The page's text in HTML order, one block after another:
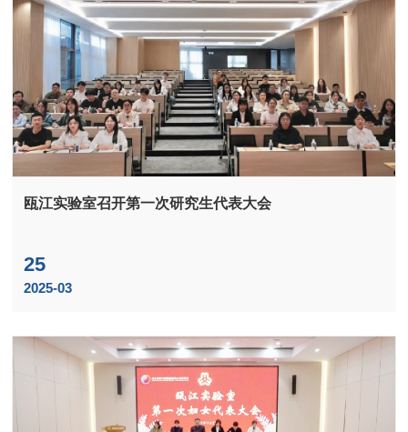
瓯江实验室召开第一次研究生代表大会
25
2025-03